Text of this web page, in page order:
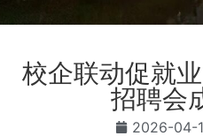
校企联动促就
招聘会
2026-04-